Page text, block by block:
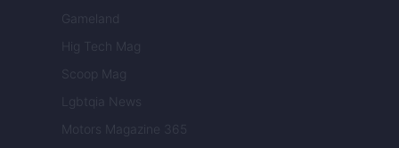
Gameland
Hig Tech Mag
Scoop Mag
Lgbtqia News
Motors Magazine 365